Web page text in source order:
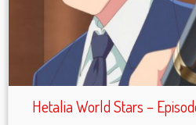
Hetalia World Stars –